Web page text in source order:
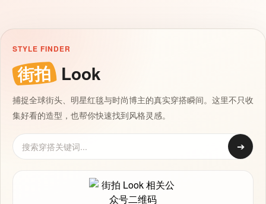
STYLE FINDER
街拍 Look
捕捉全球街头、明星红毯与时尚博主的真实穿搭瞬间。这里不只收
集好看的造型，也帮你快速找到风格灵感。
➔